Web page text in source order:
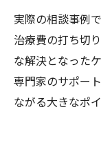
実際の相談事例
治療費の打ち切
な解決となった
専門家のサポー
ながる大きなポイ